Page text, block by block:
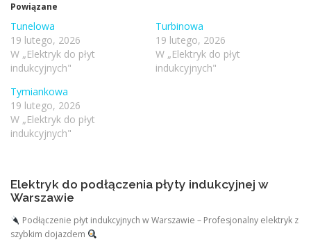
Powiązane
Tunelowa
19 lutego, 2026
W „Elektryk do płyt
indukcyjnych"
Turbinowa
19 lutego, 2026
W „Elektryk do płyt
indukcyjnych"
Tymiankowa
19 lutego, 2026
W „Elektryk do płyt
indukcyjnych"
Elektryk do podłączenia płyty indukcyjnej w
Warszawie
Podłączenie płyt indukcyjnych w Warszawie – Profesjonalny elektryk z
szybkim dojazdem